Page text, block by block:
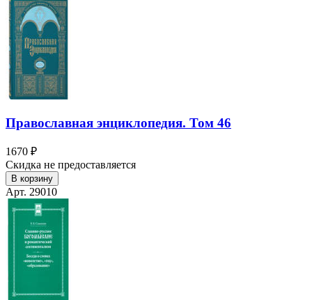
Православная энциклопедия. Том 46
1670 ₽
Скидка не предоставляется
В корзину
Арт. 29010